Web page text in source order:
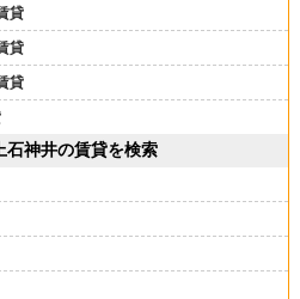
貸
貸
貸
石神井の賃貸を検索